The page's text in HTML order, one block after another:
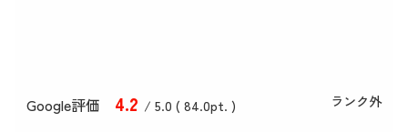
Google評価 4.2 / 5.0 ( 84.0pt. ) ランク外